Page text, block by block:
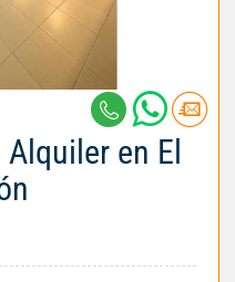
en El